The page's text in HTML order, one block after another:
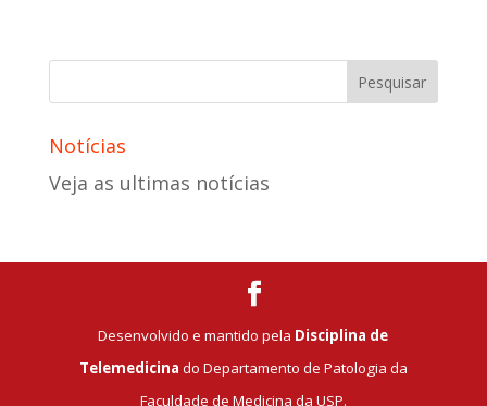
Notícias
Veja as ultimas notícias
Desenvolvido e mantido pela Disciplina de
Telemedicina do Departamento de Patologia da
Faculdade de Medicina da USP.